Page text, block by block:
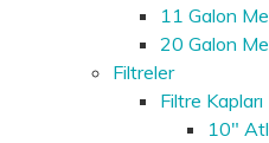
11 Galon
20 Galon
Filtreler
Filtre Kapları
10"